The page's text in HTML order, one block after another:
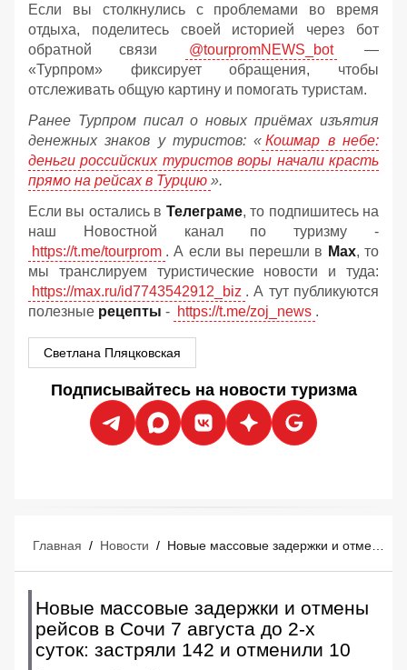
Если вы столкнулись с проблемами во время
отдыха, поделитесь своей историей через бот
обратной связи
@tourpromNEWS_bot
—
«Турпром» фиксирует обращения, чтобы
отслеживать общую картину и помогать туристам.
Ранее Турпром писал о новых приёмах изъятия
денежных знаков у туристов: « Кошмар в небе:
деньги российских туристов воры начали красть
прямо на рейсах в Турцию ».
Если вы остались в Телеграме, то подпишитесь на
наш Новостной канал по туризму -
https://t.me/tourprom . А если вы перешли в Мах, то
мы транслируем туристические новости и туда:
https://max.ru/id7743542912_biz . А тут публикуются
полезные рецепты - https://t.me/zoj_news .
Светлана Пляцковская
Подписывайтесь на новости туризма
Главная / Новости / Новые массовые задержки и отмены рейсов в Сочи 7 августа до 2-х суток: застряли 142 и отменили 10
Новые массовые задержки и отмены
рейсов в Сочи 7 августа до 2-х
суток: застряли 142 и отменили 10